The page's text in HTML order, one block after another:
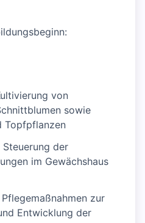
von
sowie
Topfpflanzen
der
im Gewächshaus
zur
Entwicklung der